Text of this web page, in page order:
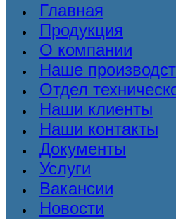
Главная
Продукция
О компании
Наше
Отдел
Наши клиенты
Наши контакты
Документы
Услуги
Вакансии
Новости